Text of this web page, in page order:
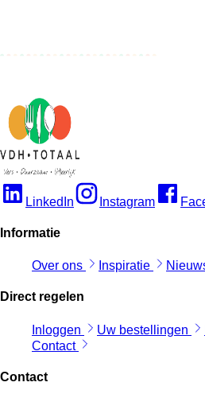
LinkedIn Instagram
Informatie
Over ons Inspiratie
Direct regelen
Inloggen Uw bestellingen
Contact
Contact